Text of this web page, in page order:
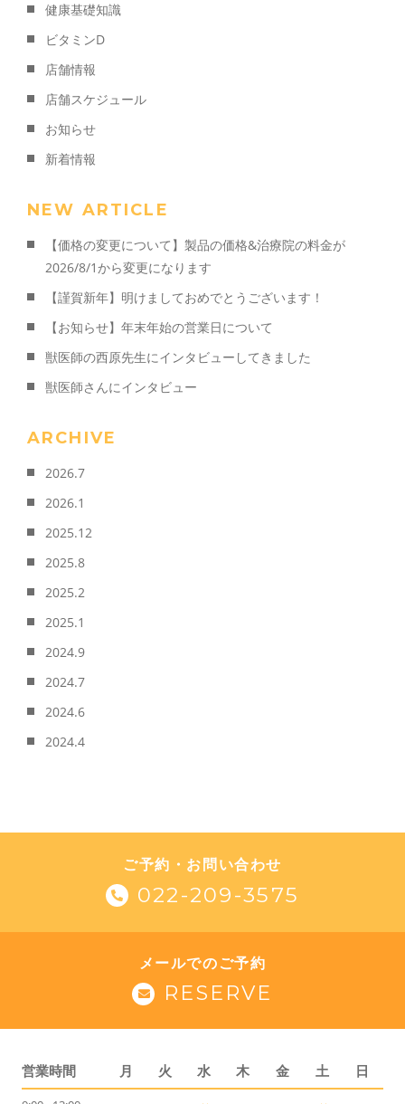
健康基礎知識
ビタミンD
店舗情報
店舗スケジュール
お知らせ
新着情報
NEW ARTICLE
【価格の変更について】製品の価格&治療院の料金が
2026/8/1から変更になります
【謹賀新年】明けましておめでとうございます！
【お知らせ】年末年始の営業日について
獣医師の西原先生にインタビューしてきました
獣医師さんにインタビュー
ARCHIVE
2026.7
2026.1
2025.12
2025.8
2025.2
2025.1
2024.9
2024.7
2024.6
2024.4
ご予約・お問い合わせ
022-209-3575
メールでのご予約
RESERVE
営業時間 月 火 水 木 金 土 日